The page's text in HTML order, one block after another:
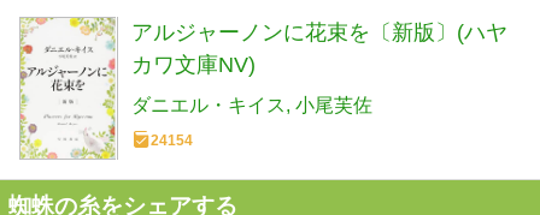
アルジャーノンに花束を〔新版〕(ハヤ
カワ文庫NV)
ダニエル・キイス 小尾芙佐
24154
蜘蛛の糸をシェアする